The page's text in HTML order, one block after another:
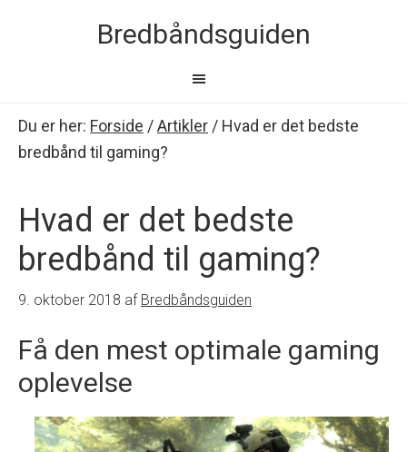
Bredbåndsguiden
Du er her: Forside /Artikler / Hvad er det bedste
bredbånd til gaming?
Hvad er det bedste
bredbånd til gaming?
9. oktober 2018 af Bredbåndsguiden
Få den mest optimale gaming
oplevelse